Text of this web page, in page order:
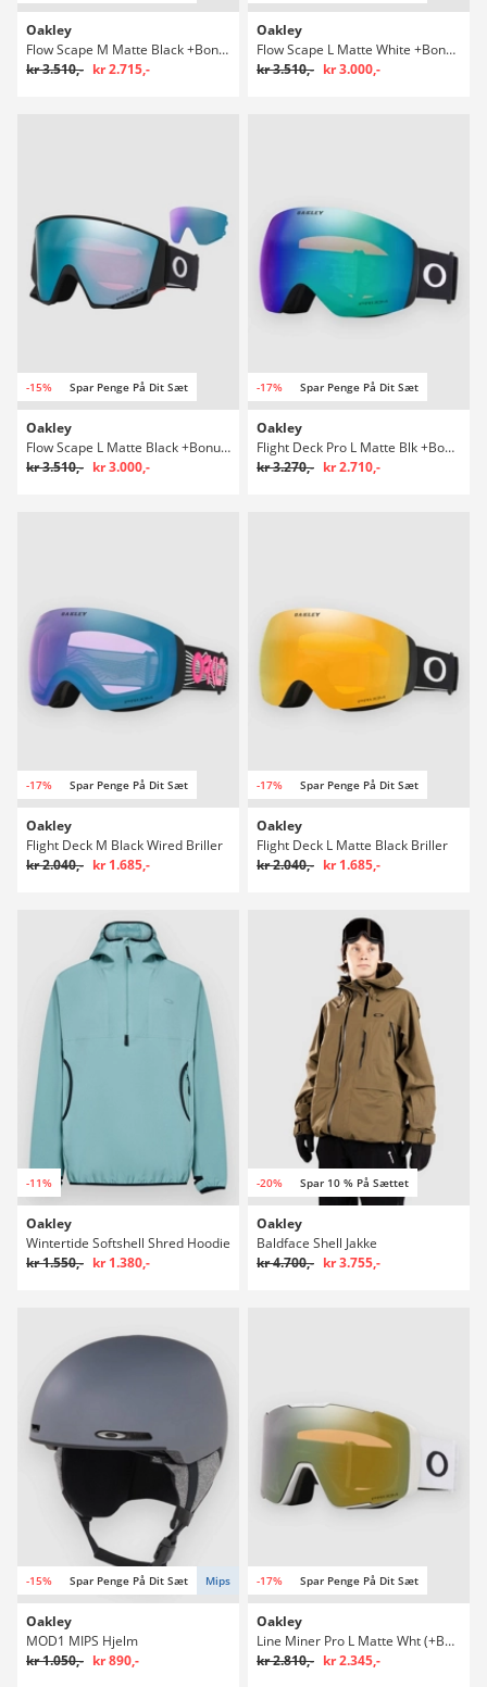
Oakley
Flow Scape M Matte Black +Bonus Lens Briller
kr 3.510,- kr 2.715,-
Oakley
Flow Scape L Matte White +Bonus Lens Briller
kr 3.510,- kr 3.000,-
-15% Spar Penge På Dit Sæt
Oakley
Flow Scape L Matte Black +Bonus Lens Briller
kr 3.510,- kr 3.000,-
-17% Spar Penge På Dit Sæt
Oakley
Flight Deck Pro L Matte Blk +Bonus Lens Briller
kr 3.270,- kr 2.710,-
-17% Spar Penge På Dit Sæt
Oakley
Flight Deck M Black Wired Briller
kr 2.040,- kr 1.685,-
-17% Spar Penge På Dit Sæt
Oakley
Flight Deck L Matte Black Briller
kr 2.040,- kr 1.685,-
-11%
Oakley
Wintertide Softshell Shred Hoodie
kr 1.550,- kr 1.380,-
-20% Spar 10 % På Sættet
Oakley
Baldface Shell Jakke
kr 4.700,- kr 3.755,-
-15% Spar Penge På Dit Sæt Mips
Oakley
MOD1 MIPS Hjelm
kr 1.050,- kr 890,-
-17% Spar Penge På Dit Sæt
Oakley
Line Miner Pro L Matte Wht (+Bonus Lens) Briller
kr 2.810,- kr 2.345,-